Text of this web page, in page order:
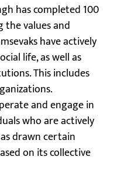
has completed 100
values and
have actively
life, as well as
This includes
and engage in
who are actively
drawn certain
on its collective